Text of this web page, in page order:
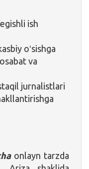
ish
oʻsishga
va
jurnalistlari
onlayn tarzda